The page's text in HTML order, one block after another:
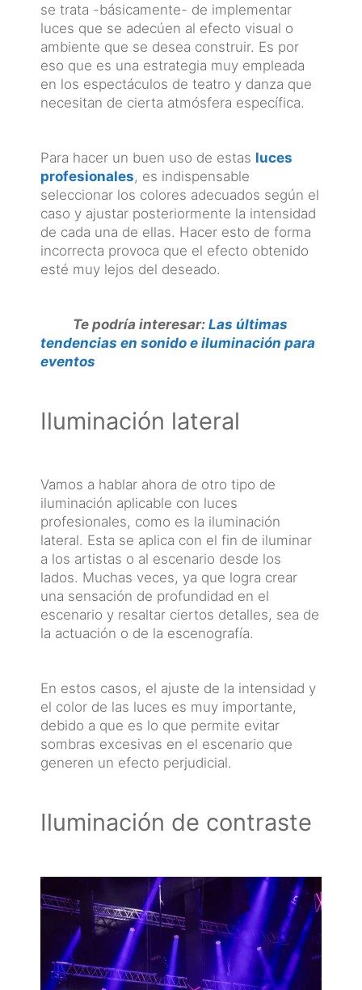
se trata -básicamente- de implementar
luces que se adecúen al efecto visual o
ambiente que se desea construir. Es por
eso que es una estrategia muy empleada
en los espectáculos de teatro y danza que
necesitan de cierta atmósfera específica.
Para hacer un buen uso de estas luces
profesionales, es indispensable
seleccionar los colores adecuados según el
caso y ajustar posteriormente la intensidad
de cada una de ellas. Hacer esto de forma
incorrecta provoca que el efecto obtenido
esté muy lejos del deseado.
Te podría interesar: Las últimas
tendencias en sonido e iluminación para
eventos
Iluminación lateral
Vamos a hablar ahora de otro tipo de
iluminación aplicable con luces
profesionales, como es la iluminación
lateral. Esta se aplica con el fin de iluminar
a los artistas o al escenario desde los
lados. Muchas veces, ya que logra crear
una sensación de profundidad en el
escenario y resaltar ciertos detalles, sea de
la actuación o de la escenografía.
En estos casos, el ajuste de la intensidad y
el color de las luces es muy importante,
debido a que es lo que permite evitar
sombras excesivas en el escenario que
generen un efecto perjudicial.
Iluminación de contraste